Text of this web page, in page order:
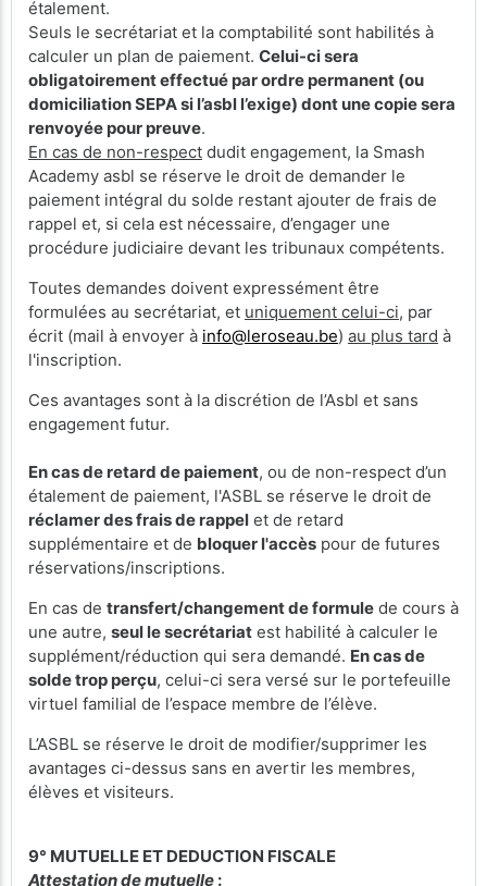
étalement.
Seuls le secrétariat et la comptabilité sont habilités à
calculer un plan de paiement. Celui-ci sera
obligatoirement effectué par ordre permanent (ou
domiciliation SEPA si l’asbl l’exige) dont une copie sera
renvoyée pour preuve.
En cas de non-respect dudit engagement, la Smash
Academy asbl se réserve le droit de demander le
paiement intégral du solde restant ajouter de frais de
rappel et, si cela est nécessaire, d’engager une
procédure judiciaire devant les tribunaux compétents.
Toutes demandes doivent expressément être
formulées au secrétariat, et uniquement celui-ci, par
écrit (mail à envoyer à info@leroseau.be) au plus tard à
l'inscription.
Ces avantages sont à la discrétion de l’Asbl et sans
engagement futur.
En cas de retard de paiement, ou de non-respect d’un
étalement de paiement, l'ASBL se réserve le droit de
réclamer des frais de rappel et de retard
supplémentaire et de bloquer l'accès pour de futures
réservations/inscriptions.
En cas de transfert/changement de formule de cours à
une autre, seul le secrétariat est habilité à calculer le
supplément/réduction qui sera demandé. En cas de
solde trop perçu, celui-ci sera versé sur le portefeuille
virtuel familial de l’espace membre de l’élève.
L’ASBL se réserve le droit de modifier/supprimer les
avantages ci-dessus sans en avertir les membres,
élèves et visiteurs.
9° MUTUELLE ET DEDUCTION FISCALE
Attestation de mutuelle :